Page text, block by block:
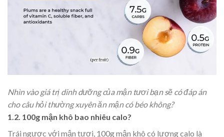
Nhìn vào giá trị dinh dưỡng của mận tươi bạn sẽ có đáp án
cho câu hỏi thường xuyên ăn mận có béo không?
1.2. 100g mận khô bao nhiêu calo?
Trái ngược với mận tươi, 100g mận khô có lượng calo là